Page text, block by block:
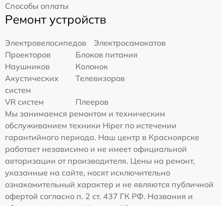
Способы оплаты
Ремонт устройств
Электровелосипедов
Электросамокатов
Проекторов
Блоков питания
Наушников
Колонок
Акустических
систем
Телевизоров
VR систем
Плееров
Мы занимаемся ремонтом и техническим
обслуживанием техники Hiper по истечении
гарантийного периода. Наш центр в Красноярске
работает независимо и не имеет официальной
авторизации от производителя. Цены на ремонт,
указанные на сайте, носят исключительно
ознакомительный характер и не являются публичной
офертой согласно п. 2 ст. 437 ГК РФ. Названия и